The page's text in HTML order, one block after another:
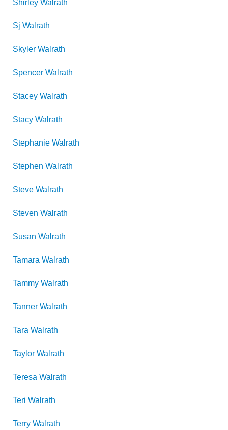
Shirley Walrath
Sj Walrath
Skyler Walrath
Spencer Walrath
Stacey Walrath
Stacy Walrath
Stephanie Walrath
Stephen Walrath
Steve Walrath
Steven Walrath
Susan Walrath
Tamara Walrath
Tammy Walrath
Tanner Walrath
Tara Walrath
Taylor Walrath
Teresa Walrath
Teri Walrath
Terry Walrath